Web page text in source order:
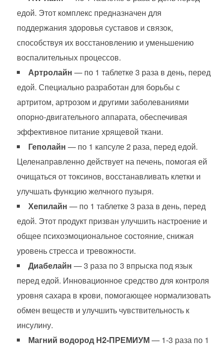
едой. Этот комплекс предназначен для
поддержания здоровья суставов и связок,
способствуя их восстановлению и уменьшению
воспалительных процессов.
Артролайн — по 1 таблетке 3 раза в день, перед
едой. Специально разработан для борьбы с
артритом, артрозом и другими заболеваниями
опорно-двигательного аппарата, обеспечивая
эффективное питание хрящевой ткани.
Геполайн — по 1 капсуле 2 раза, перед едой.
Целенаправленно действует на печень, помогая ей
очищаться от токсинов, восстанавливать клетки и
улучшать функцию желчного пузыря.
Хепилайн — по 1 таблетке 3 раза в день, перед
едой. Этот продукт призван улучшить настроение и
общее психоэмоциональное состояние, снижая
уровень стресса и тревожности.
Диабелайн — 3 раза по 3 впрыска под язык
перед едой. Инновационное средство для контроля
уровня сахара в крови, помогающее нормализовать
обмен веществ и улучшить чувствительность к
инсулину.
Магний водород Н2-ПРЕМИУМ— 1-3 раза по 1